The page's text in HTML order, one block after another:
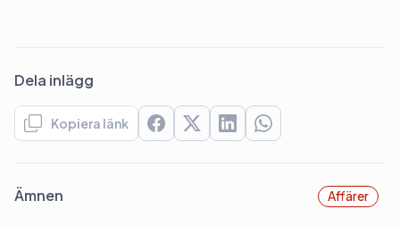
Dela inlägg
Kopiera länk
Ämnen Affärer